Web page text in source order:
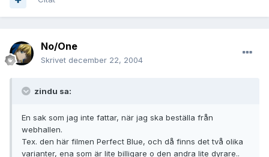
No/One
Skrivet december 22, 2004
zindu sa:
En sak som jag inte fattar, när jag ska beställa från
webhallen.
Tex. den här filmen Perfect Blue, och då finns det två olika
varianter, ena som är lite billigare o den andra lite dyrare..